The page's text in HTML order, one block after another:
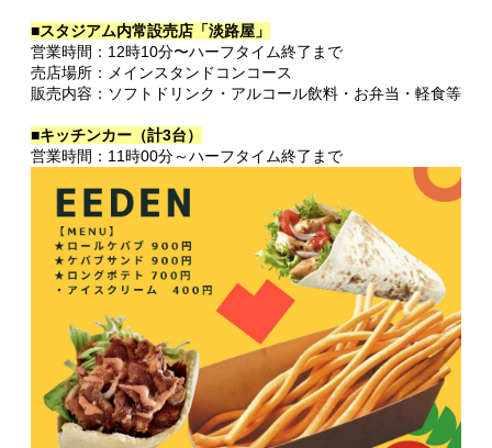
■スタジアム内常設売店「淡路屋」
営業時間：12時10分〜ハーフタイム終了まで
売店場所：メインスタンドコンコース
販売内容：ソフトドリンク・アルコール飲料・お弁当・軽食等
■キッチンカー（計3台）
営業時間：11時00分～ハーフタイム終了まで